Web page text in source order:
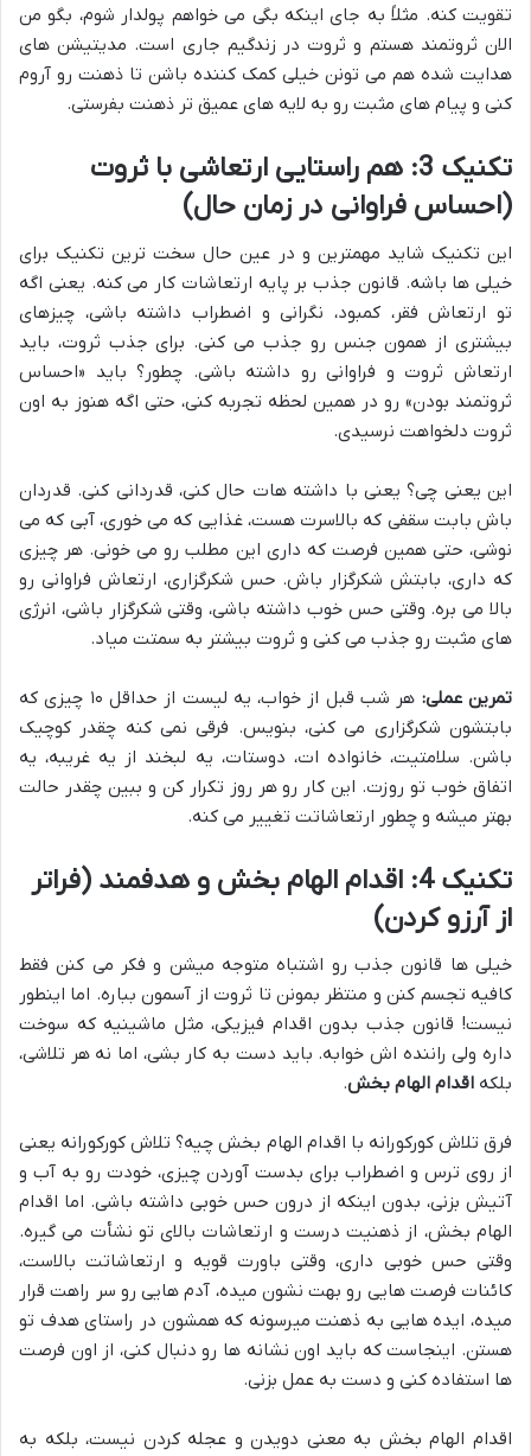
تقویت کنه. مثلاً به جای اینکه بگی می خواهم پولدار شوم، بگو من
الان ثروتمند هستم و ثروت در زندگیم جاری است. مدیتیشن های
هدایت شده هم می تونن خیلی کمک کننده باشن تا ذهنت رو آروم
کنی و پیام های مثبت رو به لایه های عمیق تر ذهنت بفرستی.
تکنیک 3: هم راستایی ارتعاشی با ثروت
(احساس فراوانی در زمان حال)
این تکنیک شاید مهمترین و در عین حال سخت ترین تکنیک برای
خیلی ها باشه. قانون جذب بر پایه ارتعاشات کار می کنه. یعنی اگه
تو ارتعاش فقر، کمبود، نگرانی و اضطراب داشته باشی، چیزهای
بیشتری از همون جنس رو جذب می کنی. برای جذب ثروت، باید
ارتعاش ثروت و فراوانی رو داشته باشی. چطور؟ باید «احساس
ثروتمند بودن» رو در همین لحظه تجربه کنی، حتی اگه هنوز به اون
ثروت دلخواهت نرسیدی.
این یعنی چی؟ یعنی با داشته هات حال کنی، قدردانی کنی. قدردان
باش بابت سقفی که بالاسرت هست، غذایی که می خوری، آبی که می
نوشی، حتی همین فرصت که داری این مطلب رو می خونی. هر چیزی
که داری، بابتش شکرگزار باش. حس شکرگزاری، ارتعاش فراوانی رو
بالا می بره. وقتی حس خوب داشته باشی، وقتی شکرگزار باشی، انرژی
های مثبت رو جذب می کنی و ثروت بیشتر به سمتت میاد.
تمرین عملی:
هر شب قبل از خواب، یه لیست از حداقل ۱۰ چیزی که
بابتشون شکرگزاری می کنی، بنویس. فرقی نمی کنه چقدر کوچیک
باشن. سلامتیت، خانواده ات، دوستات، یه لبخند از یه غریبه، یه
اتفاق خوب تو روزت. این کار رو هر روز تکرار کن و ببین چقدر حالت
بهتر میشه و چطور ارتعاشاتت تغییر می کنه.
تکنیک 4: اقدام الهام بخش و هدفمند (فراتر
از آرزو کردن)
خیلی ها قانون جذب رو اشتباه متوجه میشن و فکر می کنن فقط
کافیه تجسم کنن و منتظر بمونن تا ثروت از آسمون بباره. اما اینطور
نیست! قانون جذب بدون اقدام فیزیکی، مثل ماشینیه که سوخت
داره ولی راننده اش خوابه. باید دست به کار بشی، اما نه هر تلاشی،
بلکه اقدام الهام بخش.
فرق تلاش کورکورانه با اقدام الهام بخش چیه؟ تلاش کورکورانه یعنی
از روی ترس و اضطراب برای بدست آوردن چیزی، خودت رو به آب و
آتیش بزنی، بدون اینکه از درون حس خوبی داشته باشی. اما اقدام
الهام بخش، از ذهنیت درست و ارتعاشات بالای تو نشأت می گیره.
وقتی حس خوبی داری، وقتی باورت قویه و ارتعاشاتت بالاست،
کائنات فرصت هایی رو بهت نشون میده، آدم هایی رو سر راهت قرار
میده، ایده هایی به ذهنت میرسونه که همشون در راستای هدف تو
هستن. اینجاست که باید اون نشانه ها رو دنبال کنی، از اون فرصت
ها استفاده کنی و دست به عمل بزنی.
اقدام الهام بخش به معنی دویدن و عجله کردن نیست، بلکه به